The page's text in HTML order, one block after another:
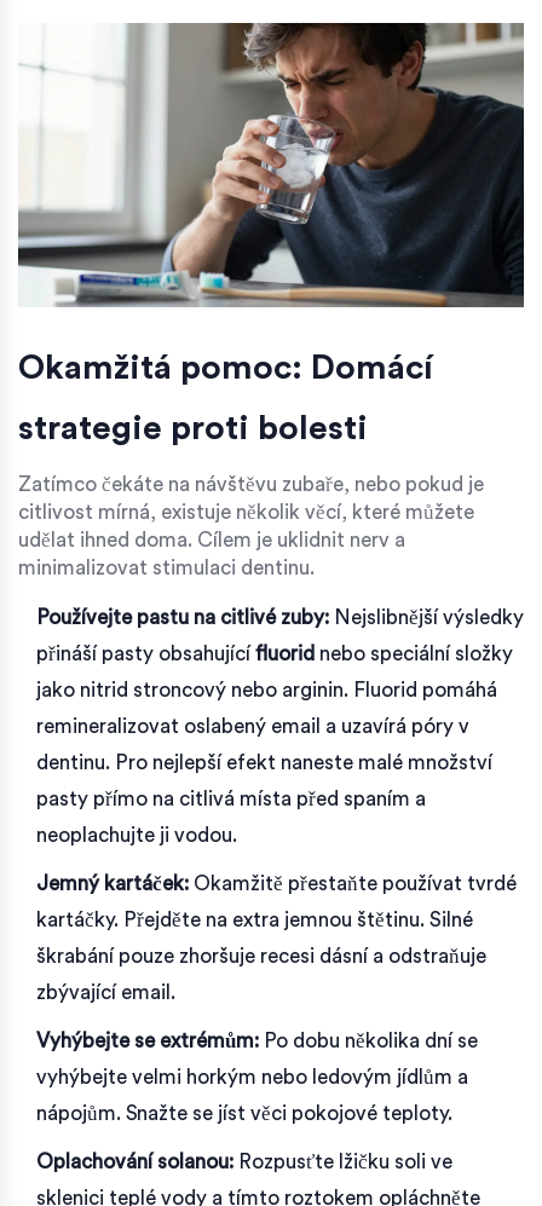
Okamžitá pomoc: Domácí
strategie proti bolesti
Zatímco čekáte na návštěvu zubaře, nebo pokud je
citlivost mírná, existuje několik věcí, které můžete
udělat ihned doma. Cílem je uklidnit nerv a
minimalizovat stimulaci dentinu.
Používejte pastu na citlivé zuby: Nejslibnější výsledky
přináší pasty obsahující fluorid nebo speciální složky
jako nitrid stroncový nebo arginin. Fluorid pomáhá
remineralizovat oslabený email a uzavírá póry v
dentinu. Pro nejlepší efekt naneste malé množství
pasty přímo na citlivá místa před spaním a
neoplachujte ji vodou.
Jemný kartáček: Okamžitě přestaňte používat tvrdé
kartáčky. Přejděte na extra jemnou štětinu. Silné
škrabání pouze zhoršuje recesi dásní a odstraňuje
zbývající email.
Vyhýbejte se extrémům: Po dobu několika dní se
vyhýbejte velmi horkým nebo ledovým jídlům a
nápojům. Snažte se jíst věci pokojové teploty.
Oplachování solanou: Rozpusťte lžičku soli ve
sklenici teplé vody a tímto roztokem opláchněte